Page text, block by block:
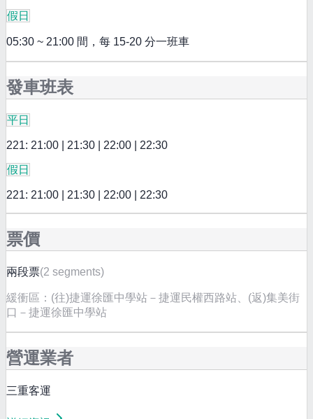
假日
05:30 ~ 21:00 間，每 15-20 分一班車
發車班表
平日
221: 21:00 | 21:30 | 22:00 | 22:30
假日
221: 21:00 | 21:30 | 22:00 | 22:30
票價
兩段票(2 segments)
緩衝區： (往)捷運徐匯中學站－捷運民權西路站、(返)集美街
口－捷運徐匯中學站
營運業者
三重客運